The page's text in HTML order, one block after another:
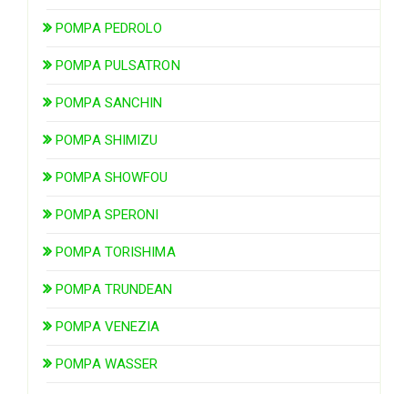
POMPA PEDROLO
POMPA PULSATRON
POMPA SANCHIN
POMPA SHIMIZU
POMPA SHOWFOU
POMPA SPERONI
POMPA TORISHIMA
POMPA TRUNDEAN
POMPA VENEZIA
POMPA WASSER